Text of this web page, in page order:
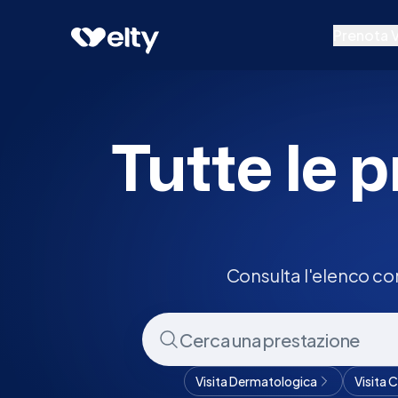
Prestazioni
Prenota visita
Tutte le
Consulta l'elenco
Visita Dermatologica Visita